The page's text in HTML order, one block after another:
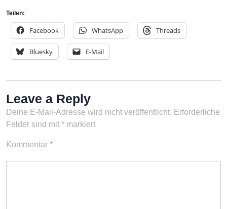
Teilen:
Facebook WhatsApp Threads
Bluesky E-Mail
Leave a Reply
Deine E-Mail-Adresse wird nicht veröffentlicht. Erforderliche
Felder sind mit * markiert
Kommentar *